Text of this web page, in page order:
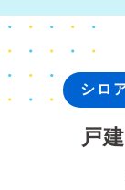
シロ
戸